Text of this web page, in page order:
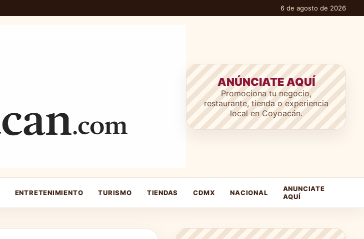
6 de agosto de 2026
ANÚNCIATE AQUÍ
Promociona tu negocio,
restaurante, tienda o experiencia
local en Coyoacán.
ENTRETENIMIENTO TURISMO TIENDAS CDMX NACIONAL
ANUNCIATE
AQUÍ